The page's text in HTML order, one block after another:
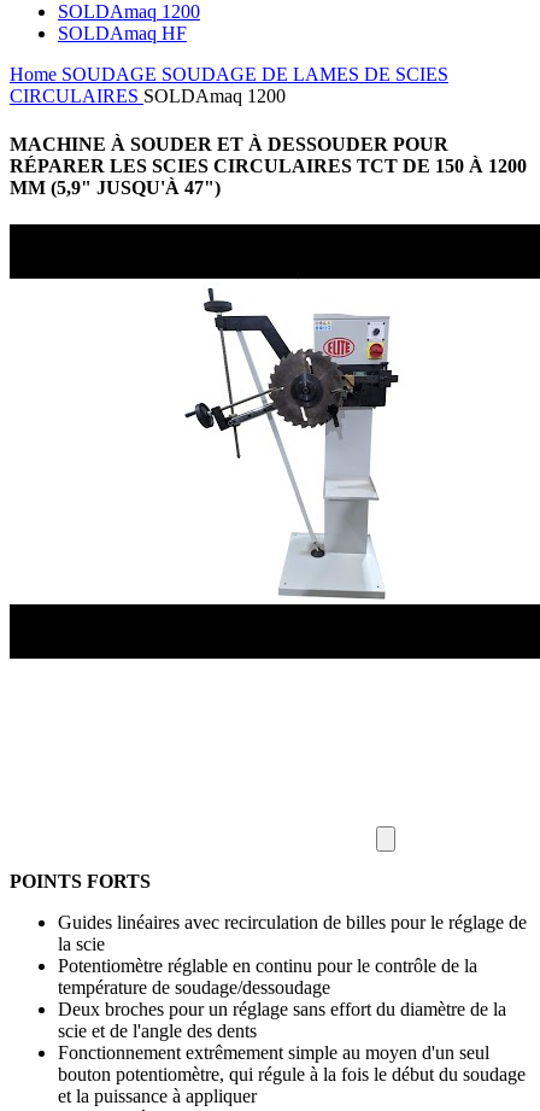
SOLDAmaq 1200
SOLDAmaq HF
Home SOUDAGE SOUDAGE DE LAMES DE SCIES
CIRCULAIRES SOLDAmaq 1200
MACHINE À SOUDER ET À DESSOUDER POUR
RÉPARER LES SCIES CIRCULAIRES TCT DE 150 À 1200
MM (5,9" JUSQU'À 47")
POINTS FORTS
Guides linéaires avec recirculation de billes pour le réglage de
la scie
Potentiomètre réglable en continu pour le contrôle de la
température de soudage/dessoudage
Deux broches pour un réglage sans effort du diamètre de la
scie et de l'angle des dents
Fonctionnement extrêmement simple au moyen d'un seul
bouton potentiomètre, qui régule à la fois le début du soudage
et la puissance à appliquer